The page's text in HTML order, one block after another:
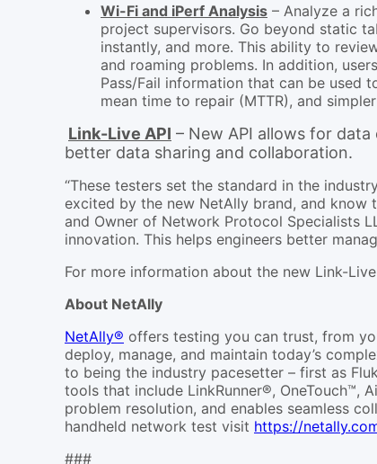
Wi-Fi and iPerf Analysis – Analyze a
project supervisors. Go beyond static
instantly, and more. This ability to
and roaming problems. In addition,
Pass/Fail information that can be used
mean time to repair (MTTR), and
Link-Live API – New API allows for
better data sharing and collaboration.
“These testers set the standard in the
excited by the new NetAlly brand, and know
and Owner of Network Protocol Specialists
innovation. This helps engineers better
For more information about the new Link-
About NetAlly
NetAlly® offers testing you can trust, from
deploy, manage, and maintain today’s
to being the industry pacesetter – first as
tools that include LinkRunner®,
problem resolution, and enables seamless
handheld network test visit https://
###